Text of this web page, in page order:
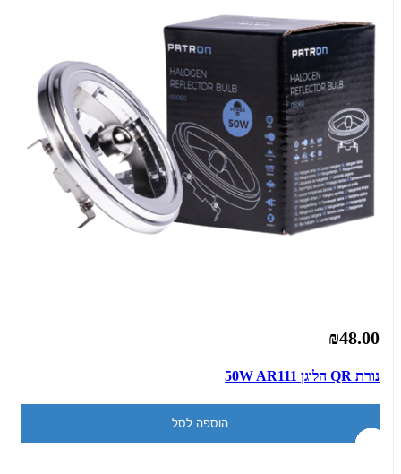
₪48.00
נורת QR הלוגן 50W AR111
הוספה לסל